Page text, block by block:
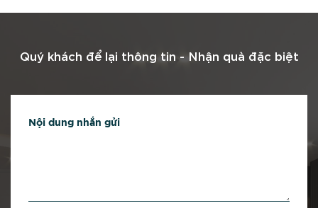
Quý khách để lại thông tin -Nhận quà đặc biệt
Nội dung nhắn gửi